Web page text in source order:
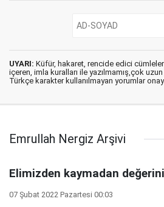
UYARI: Küfür, hakaret, rencide edici cümleler
içeren, imla kuralları ile yazılmamış,çok
Türkçe karakter kullanılmayan yorumlar
Emrullah Nergiz Arşivi
Elimizden kaymadan
07 Şubat 2022 Pazartesi 00:03